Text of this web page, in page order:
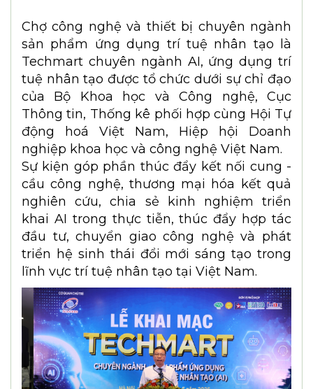
Chợ công nghệ và thiết bị chuyên ngành
sản phẩm ứng dụng trí tuệ nhân tạo là
Techmart chuyên ngành AI, ứng dụng trí
tuệ nhân tạo được tổ chức dưới sự chỉ đạo
của Bộ Khoa học và Công nghệ, Cục
Thông tin, Thống kê phối hợp cùng Hội Tự
động hoá Việt Nam, Hiệp hội Doanh
nghiệp khoa học và công nghệ Việt Nam.
Sự kiện góp phần thúc đẩy kết nối cung -
cầu công nghệ, thương mại hóa kết quả
nghiên cứu, chia sẻ kinh nghiệm triển
khai AI trong thực tiễn, thúc đẩy hợp tác
đầu tư, chuyển giao công nghệ và phát
triển hệ sinh thái đổi mới sáng tạo trong
lĩnh vực trí tuệ nhân tạo tại Việt Nam.